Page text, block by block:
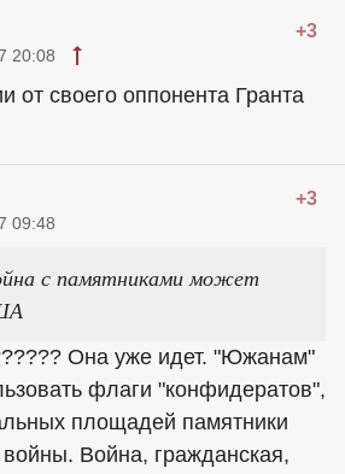
+3
20:08
от своего оппонента Гранта
+3
09:48
с памятниками может
Она уже идет. "Южанам"
флаги "конфидератов",
площадей памятники
войны. Война, гражданская,